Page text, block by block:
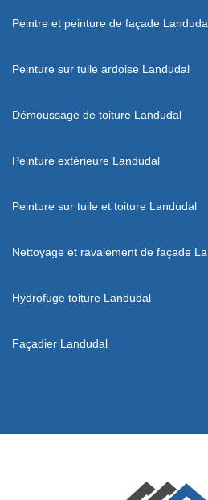
Peintre et peinture de façade
Peinture sur tuile ardoise Landudal
Démoussage de toiture Landudal
Peinture extérieure Landudal
Peinture sur tuile et toiture Landudal
Nettoyage et ravalement de façade
Hydrofuge toiture Landudal
Façadier Landudal